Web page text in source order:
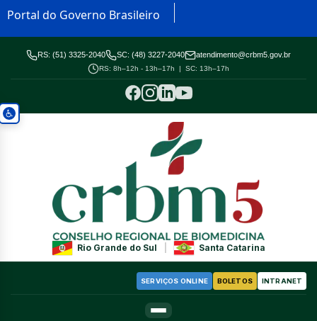
Portal do Governo Brasileiro
RS: (51) 3325-2040 SC: (48) 3227-2040 atendimento@crbm5.gov.br
RS: 8h–12h - 13h–17h | SC: 13h–17h
Rio Grande do Sul Santa Catarina
SERVIÇOS ONLINE BOLETOS INTRANET